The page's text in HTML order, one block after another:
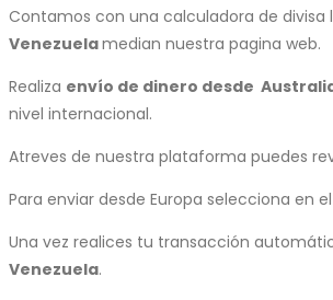
Contamos con una calculadora de
Venezuelamedian nuestra pagina web.
Realiza envío de dinero desde
nivel internacional.
Atreves de nuestra plataforma puedes
Para enviar desde Europa selecciona en
Una vez realices tu transacción
Venezuela.